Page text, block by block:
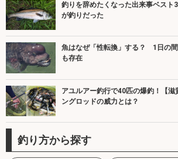
釣りを辞めたくなった出来事ベス
が釣りだった
魚はなぜ「性転換」する？ 1日の
も存在
アユルアー釣行で40匹の爆釣！【滋
ングロッドの威力とは？
釣り方から探す